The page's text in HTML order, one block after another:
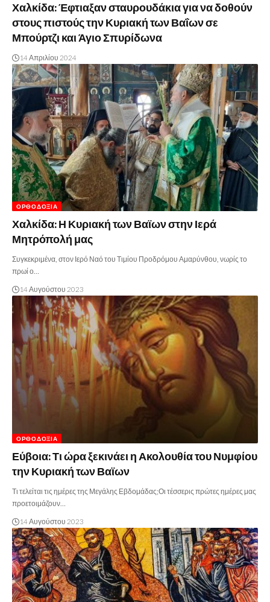
Χαλκίδα: Έφτιαξαν σταυρουδάκια για να δοθούν
στους πιστούς την Κυριακή των Βαΐων σε
Μπούρτζι και Άγιο Σπυρίδωνα
14 Απριλίου 2024
ΟΡΘΟΔΟΞΊΑ
Χαλκίδα: Η Κυριακή των Βαϊων στην Ιερά
Μητρόπολή μας
Συγκεκριμένα, στον Ιερό Ναό του Τιμίου Προδρόμου Αμαρύνθου, νωρίς το
πρωί ο…
14 Αυγούστου 2023
ΟΡΘΟΔΟΞΊΑ
Εύβοια: Τι ώρα ξεκινάει η Ακολουθία του Νυμφίου
την Κυριακή των Βαϊων
Τι τελείται τις ημέρες της Μεγάλης Εβδομάδας;Οι τέσσερις πρώτες ημέρες μας
προετοιμάζουν…
14 Αυγούστου 2023